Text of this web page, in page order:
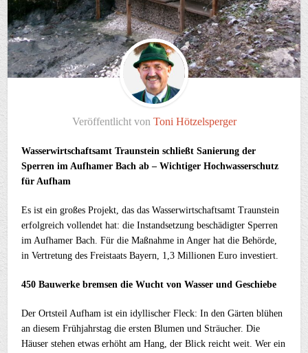
Veröffentlicht von Toni Hötzelsperger
Wasserwirtschaftsamt Traunsteinschließt Sanierung der
Sperren im Aufhamer Bach ab – Wichtiger Hochwasserschutz
für Aufham
Es ist ein großes Projekt, das das Wasserwirtschaftsamt Traunstein
erfolgreich vollendet hat: die Instandsetzung beschädigter Sperren
im Aufhamer Bach. Für die Maßnahme in Anger hat die Behörde,
in Vertretung des Freistaats Bayern, 1,3 Millionen Euro investiert.
450 Bauwerke bremsen die Wucht von Wasser und Geschiebe
Der Ortsteil Aufham ist ein idyllischer Fleck: In den Gärten blühen
an diesem Frühjahrstag die ersten Blumen und Sträucher. Die
Häuser stehen etwas erhöht am Hang, der Blick reicht weit. Wer ein